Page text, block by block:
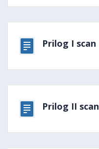
Prilog I scan
Prilog II scan